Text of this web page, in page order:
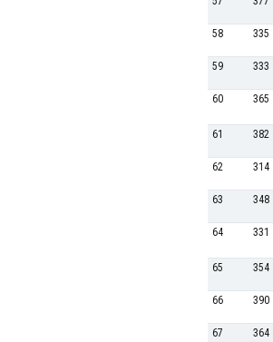
58 335
59 333
60 365
61 382
62 314
63 348
64 331
65 354
66 390
67 364